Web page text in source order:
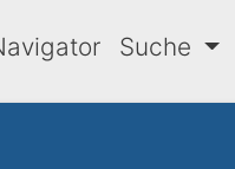
Suche